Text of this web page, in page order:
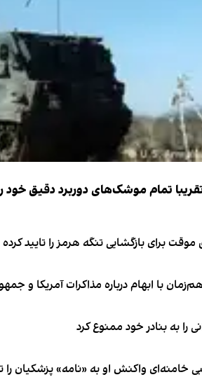
تمام موشک‌های دوربرد دقیق خود
برای بازگشایی تنگه هرمز را تایید
با ابهام درباره مذاکرات آمریکا و
را به بنادر خود ممنوع کرد
واکنش او به «نامه» پزشکیان را